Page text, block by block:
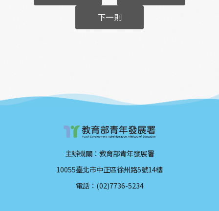
下一則
主辦機關：教育部青年發展署
10055臺北市中正區徐州路5號14樓
電話：(02)7736-5234